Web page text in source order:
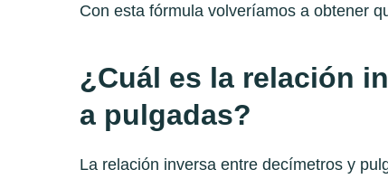
Con esta fórmula volveríamos a obtener
¿Cuál es la relación
a pulgadas?
La relación inversa entre decímetros y